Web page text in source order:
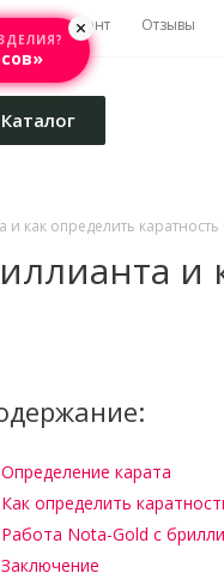
Ремонт Отзывы
Каталог
и как определить
и
Определение карата
Как определить
Работа Nota-Gold с
Заключение